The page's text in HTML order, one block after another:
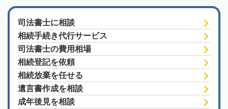
司法書士に相談
相続手続き代行サービス
司法書士の費用相場
相続登記を依頼
相続放棄を任せる
遺言書作成を相談
成年後見を相談